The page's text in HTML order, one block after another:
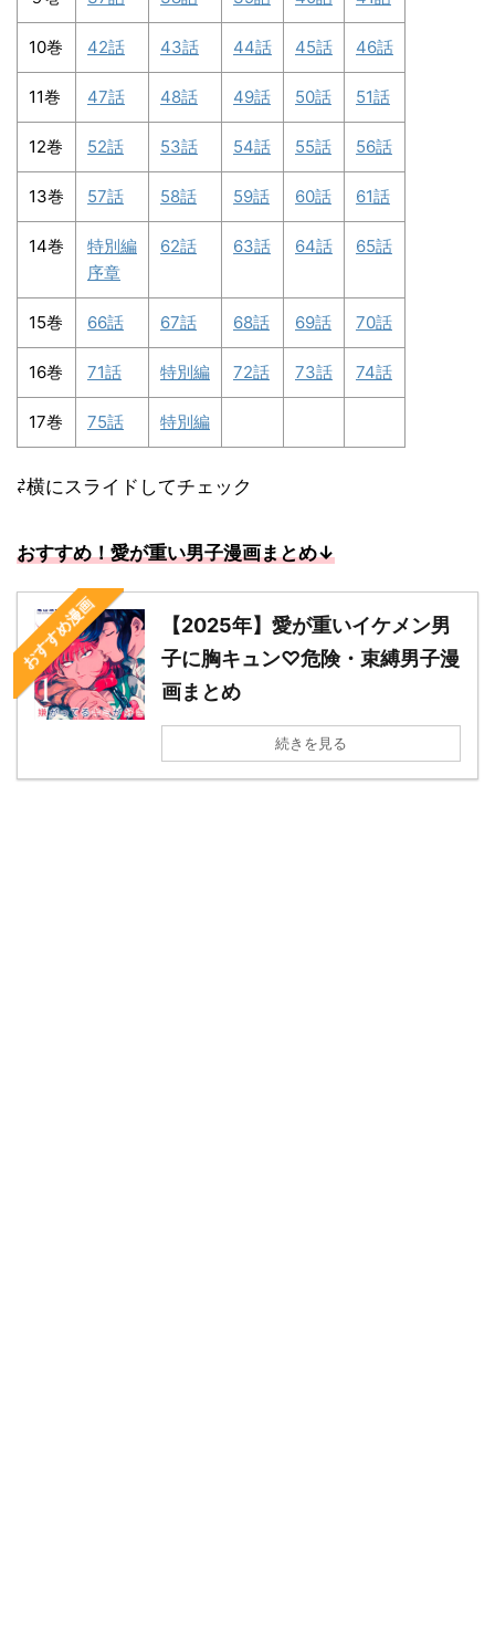
10巻 42話 43話 44話 45話 46話
11巻 47話 48話 49話 50話 51話
12巻 52話 53話 54話 55話 56話
13巻 57話 58話 59話 60話 61話
14巻
特別編
序章
62話 63話 64話 65話
15巻 66話 67話 68話 69話 70話
16巻 71話 特別編 72話 73話 74話
17巻 75話 特別編
⇄横にスライドしてチェック
おすすめ！愛が重い男子漫画まとめ↓
おすすめ漫画
【2025年】愛が重いイケメン男
子に胸キュン♡危険・束縛男子漫
画まとめ
続きを見る